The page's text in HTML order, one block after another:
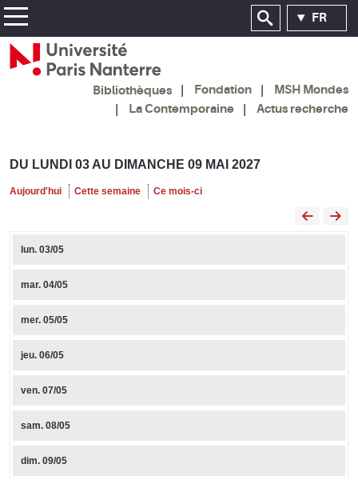
FR
Bibliothèques Fondation
MSH Mondes
La Contemporaine
Actus recherche
DU LUNDI 03 AU DIMANCHE 09 MAI 2027
Aujourd'hui Cette semaine Ce mois-ci
lun.03/05
mar.04/05
mer.05/05
jeu.06/05
ven.07/05
sam.08/05
dim.09/05